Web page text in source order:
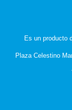
Es un producto
Plaza Celestino